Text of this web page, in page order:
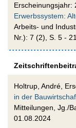
Erscheinungsjahr:
Erwerbssystem:
Arbeits- und
Nr.): 7 (2), S. 5 - 21
Holtrup, André,
in der
Mitteilungen, Jg./
01.08.2024